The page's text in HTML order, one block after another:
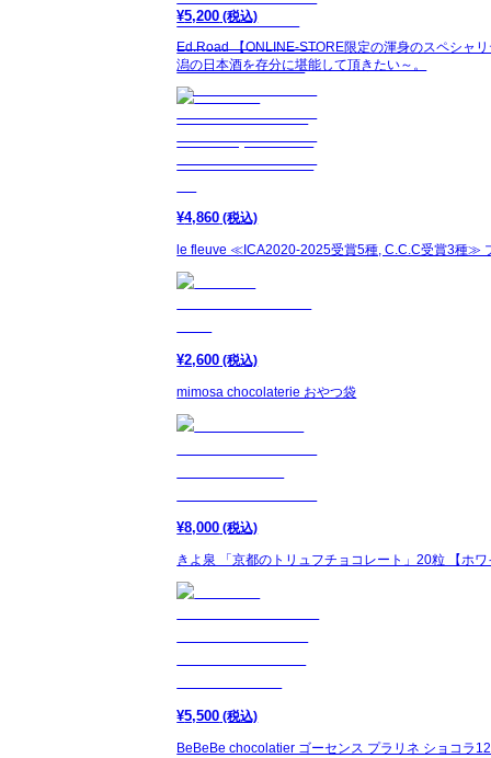
¥5,200 (税込)
Ed.Road 【ONLINE-STORE限定の渾身のスペシャ
潟の日本酒を存分に堪能して頂きたい～。
¥4,860 (税込)
le fleuve ≪ICA2020-2025受賞5種, C.C.C受賞3種≫
¥2,600 (税込)
mimosa chocolaterie おやつ袋
¥8,000 (税込)
きよ泉 「京都のトリュフチョコレート」20粒 【ホワ
¥5,500 (税込)
BeBeBe chocolatier ゴーセンス プラリネ ショコラ